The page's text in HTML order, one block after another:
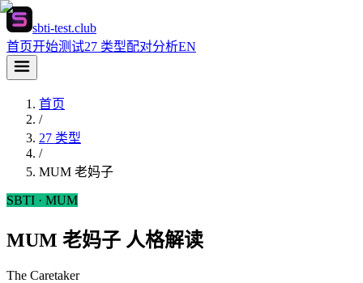
sbti-test.club
首页开始测试27 类型配对分析EN
首页
/
27 类型
/
MUM 老妈子
SBTI · MUM
MUM 老妈子 人格解读
The Caretaker